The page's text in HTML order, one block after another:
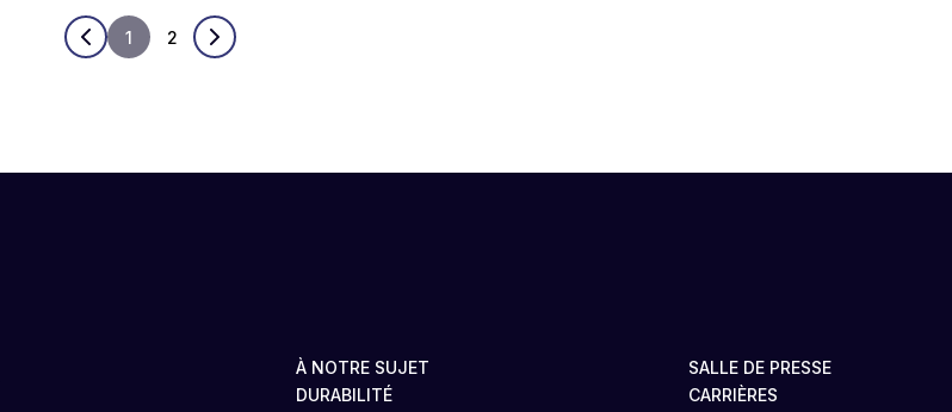
1 2
À NOTRE SUJET
DURABILITÉ
SALLE DE PRESSE
CARRIÈRES